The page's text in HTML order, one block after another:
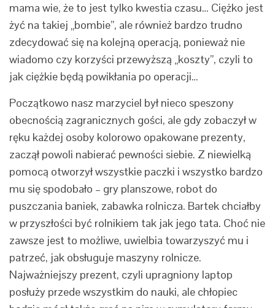
mama wie, że to jest tylko kwestia czasu… Ciężko jest
żyć na takiej „bombie”, ale również bardzo trudno
zdecydować się na kolejną operacją, ponieważ nie
wiadomo czy korzyści przewyższą „koszty”, czyli to
jak ciężkie będą powikłania po operacji…
Początkowo nasz marzyciel był nieco speszony
obecnością zagranicznych gości, ale gdy zobaczył w
ręku każdej osoby kolorowo opakowane prezenty,
zaczął powoli nabierać pewności siebie. Z niewielką
pomocą otworzył wszystkie paczki i wszystko bardzo
mu się spodobało – gry planszowe, robot do
puszczania baniek, zabawka rolnicza. Bartek chciałby
w przyszłości być rolnikiem tak jak jego tata. Choć nie
zawsze jest to możliwe, uwielbia towarzyszyć mu i
patrzeć, jak obsługuje maszyny rolnicze.
Najważniejszy prezent, czyli upragniony laptop
posłuży przede wszystkim do nauki, ale chłopiec